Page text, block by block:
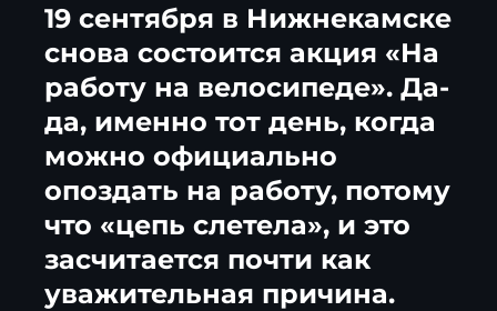
19 сентября в Нижнекамске
снова состоится акция «На
работу на велосипеде». Да-
да, именно тот день, когда
можно официально
опоздать на работу, потому
что «цепь слетела», и это
засчитается почти как
уважительная причина.